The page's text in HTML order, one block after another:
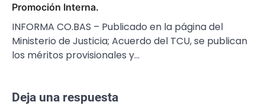
Promoción Interna.
INFORMA CO.BAS – Publicado en la página del
Ministerio de Justicia; Acuerdo del TCU, se publican
los méritos provisionales y…
Deja una respuesta